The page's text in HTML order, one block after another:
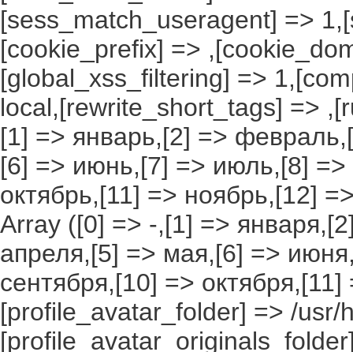
[sess_match_useragent] =>
[cookie_prefix] =>
[global_xss_filtering] =>
local,[rewrite_short_tags] =>
[1] => январь,[2] =>
[6] => июнь,[7] => июль,[8] =>
октябрь,[11] => ноябрь,[12]
Array ([0] => -,[1] =>
апреля,[5] => мая,[6] =>
сентября,[10] =>
[profile_avatar_folder] => /